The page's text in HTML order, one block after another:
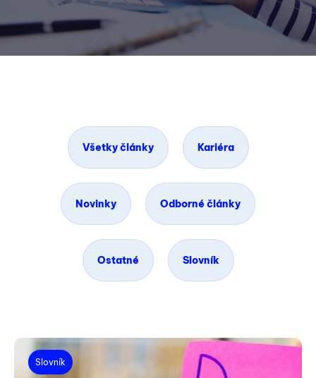
Všetky články Kariéra
Novinky Odborné články
Ostatné Slovník
Slovník